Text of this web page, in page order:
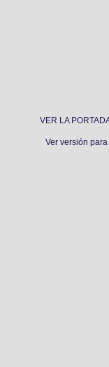
VER LA
Ver versión